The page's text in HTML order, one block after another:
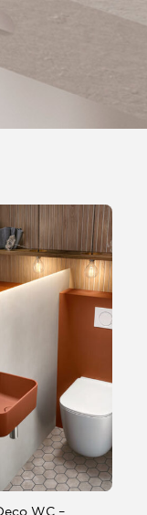
WC –